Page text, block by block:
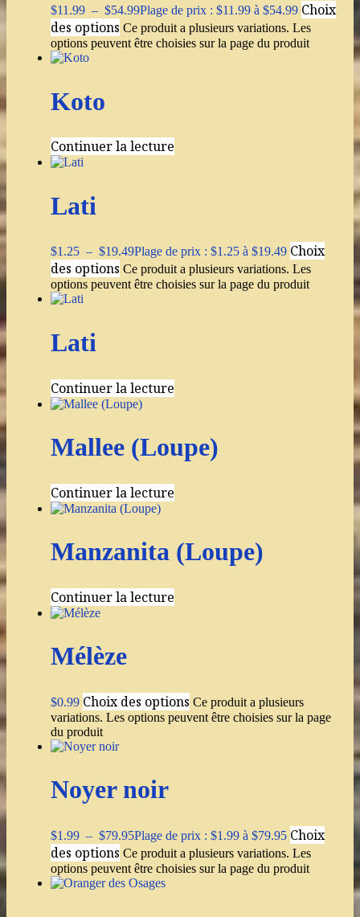
$11.99 – $54.99Plage de prix : $11.99 à $54.99 Choix
des options Ce produit a plusieurs variations. Les
options peuvent être choisies sur la page du produit
Koto
Continuer la lecture
Lati
$1.25 – $19.49Plage de prix : $1.25 à $19.49 Choix
des options Ce produit a plusieurs variations. Les
options peuvent être choisies sur la page du produit
Lati
Continuer la lecture
Mallee (Loupe)
Continuer la lecture
Manzanita (Loupe)
Continuer la lecture
Mélèze
$0.99 Choix des options Ce produit a plusieurs
variations. Les options peuvent être choisies sur la page
du produit
Noyer noir
$1.99 – $79.95Plage de prix : $1.99 à $79.95 Choix
des options Ce produit a plusieurs variations. Les
options peuvent être choisies sur la page du produit